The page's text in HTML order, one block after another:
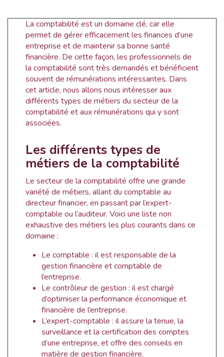
La comptabilité est un domaine clé, car elle
permet de gérer efficacement les finances d’une
entreprise et de maintenir sa bonne santé
financière. De cette façon, les professionnels de
la comptabilité sont très demandés et bénéficient
souvent de rémunérations intéressantes. Dans
cet article, nous allons nous intéresser aux
différents types de métiers du secteur de la
comptabilité et aux rémunérations qui y sont
associées.
Les différents types de
métiers de la comptabilité
Le secteur de la comptabilité offre une grande
variété de métiers, allant du comptable au
directeur financier, en passant par l’expert-
comptable ou l’auditeur. Voici une liste non
exhaustive des métiers les plus courants dans ce
domaine :
Le comptable : il est responsable de la
gestion financière et comptable de
l’entreprise.
Le contrôleur de gestion : il est chargé
d’optimiser la performance économique et
financière de l’entreprise.
L’expert-comptable : il assure la tenue, la
surveillance et la certification des comptes
d’une entreprise, et offre des conseils en
matière de gestion financière.